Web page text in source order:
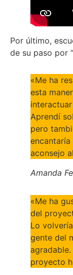
Por último,
de su paso por
«Me ha
esta
Aprendí
pero
aconsejo
Amanda
«Me ha
del
Lo
gente del
proyecto